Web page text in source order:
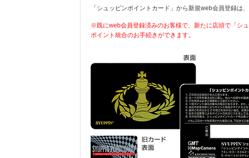
「シュッピンポイントカード」から新規web会員登録は
※既にweb会員登録済みのお客様で、新たに店頭で「シ
ポイント統合のお手続きができます。